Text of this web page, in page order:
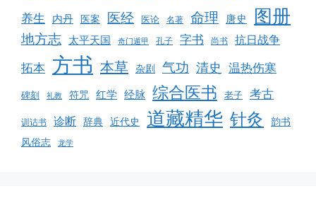
养生 内丹 医案 医经 医论 名著 命理 唐史 图册
地方志 太平天国 奇门遁甲 孔子 字书 尚书 抗日战争
拓本 方书 本草 杂剧 气功 清史 温热伤寒
碑刻 礼教 符咒 红学 经脉 综合医书 老子 考古
训诂书 诊断 辞典 近代史 道藏精华 针灸 韵书
风俗志 龙学